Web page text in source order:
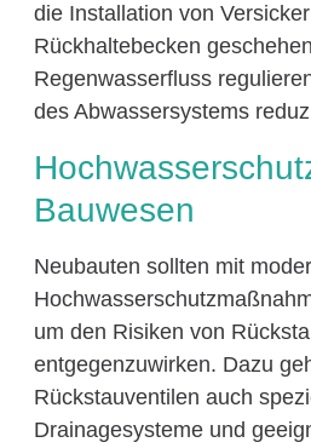
die Installation von
Rückhaltebecken
Regenwasserfluss
des Abwassersystems
Bauwesen
Neubauten sollten mit
um den Risiken von
entgegenzuwirken. Dazu
Rückstauventilen auch
Drainagesysteme und